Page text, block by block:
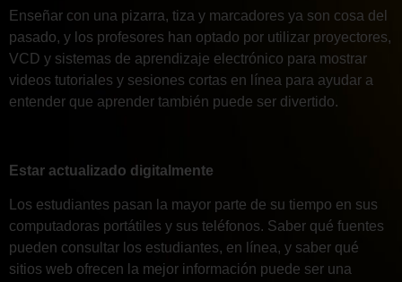
Enseñar con una pizarra, tiza y marcadores ya son cosa del
pasado, y los profesores han optado por utilizar proyectores,
VCD y sistemas de aprendizaje electrónico para mostrar
videos tutoriales y sesiones cortas en línea para ayudar a
entender que aprender también puede ser divertido.
Estar actualizado digitalmente
Los estudiantes pasan la mayor parte de su tiempo en sus
computadoras portátiles y sus teléfonos. Saber qué fuentes
pueden consultar los estudiantes, en línea, y saber qué
sitios web ofrecen la mejor información puede ser una